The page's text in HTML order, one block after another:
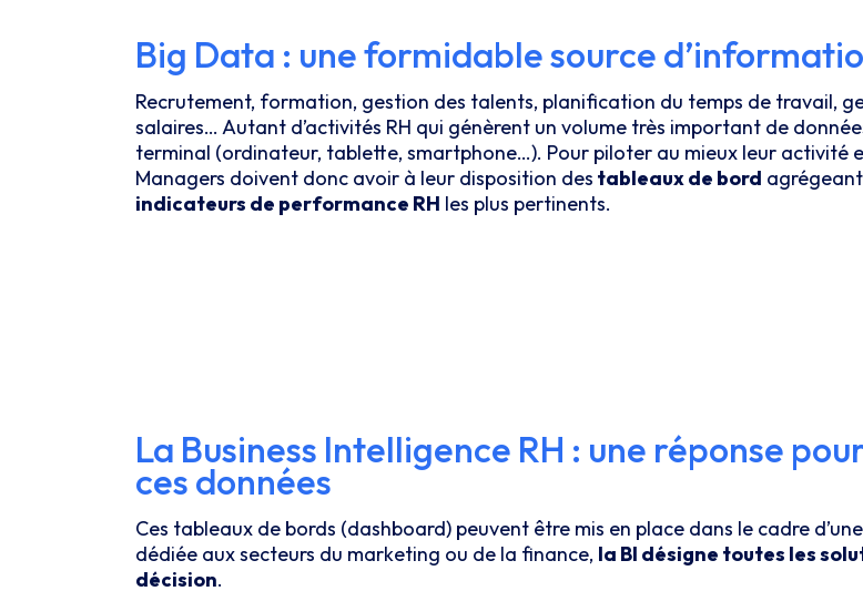
Big Data : une formidable source
Recrutement, formation, gestion des talents, planification du temps de travail,
salaires… Autant d’activités RH qui génèrent un volume très important de
terminal (ordinateur, tablette, smartphone…). Pour piloter au mieux leur activité
Managers doivent donc avoir à leur disposition des tableaux de bord
indicateurs de performance RH les plus pertinents.
La Business Intelligence RH : une réponse
ces données
Ces tableaux de bords (dashboard) peuvent être mis en place dans le cadre
dédiée aux secteurs du marketing ou de la finance, la BI désigne toutes les
décision.